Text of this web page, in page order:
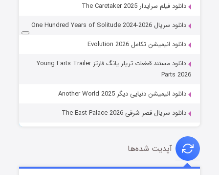
دانلود فیلم سرایدار The Caretaker 2025
دانلود سریال One Hundred Years of Solitude 2024-2026
دانلود انیمیشن تکامل Evolution 2026
دانلود مستند قطعات تریلر یانگ فارتز Young Farts Trailer
Parts 2026
دانلود انیمیشن دنیایی دیگر Another World 2025
دانلود سریال قصر شرقی The East Palace 2026
آپدیت شده‌ها